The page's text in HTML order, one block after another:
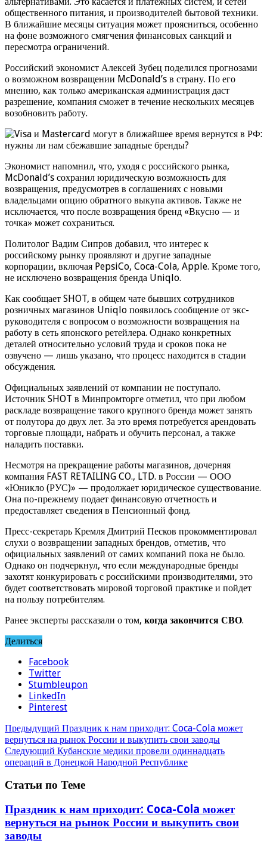
общественного питания, и производителей бытовой техники.
В ближайшие месяцы ситуация может проясниться, особенно
на фоне возможного смягчения финансовых санкций и
пересмотра ограничений.
Российский экономист Алексей Зубец поделился прогнозами
о возможном возвращении McDonald’s в страну. По его
мнению, как только американская администрация даст
разрешение, компания сможет в течение нескольких месяцев
возобновить работу.
Экономист напомнил, что, уходя с российского рынка,
McDonald’s сохранил юридическую возможность для
возвращения, предусмотрев в соглашениях с новыми
владельцами опцию обратного выкупа активов. Также не
исключается, что после возвращения бренд «Вкусно — и
точка» может сохраниться.
Политолог Вадим Сипров добавил, что интерес к
российскому рынку проявляют и другие западные
корпорации, включая PepsiCo, Coca-Cola, Apple. Кроме того,
не исключено возвращения бренда Uniqlo.
Как сообщает SHOT, в общем чате бывших сотрудников
розничных магазинов Uniqlo появилось сообщение от экс-
руководителя с вопросом о возможности возвращения на
работу в сеть японского ретейлера. Однако конкретных
деталей относительно условий труда и сроков пока не
озвучено — лишь указано, что процесс находится в стадии
обсуждения.
Официальных заявлений от компании не поступало.
Источник SHOT в Минпромторге отметил, что при любом
раскладе возвращение такого крупного бренда может занять
от полутора до двух лет. За это время потребуется арендовать
торговые площади, набрать и обучить персонал, а также
наладить поставки.
Несмотря на прекращение работы магазинов, дочерняя
компания FAST RETAILING CO., LTD. в России — ООО
«Юникло (РУС)» — продолжает юридическое существование.
Она по-прежнему подает финансовую отчетность и
предоставляет сведения в Пенсионный фонд.
Пресс-секретарь Кремля Дмитрий Песков прокомментировал
слухи о возвращении западных брендов, отметив, что
официальных заявлений от самих компаний пока не было.
Однако он подчеркнул, что если международные бренды
захотят конкурировать с российскими производителями, это
будет соответствовать мировой торговой практике и пойдет
на пользу потребителям.
Ранее эксперты рассказали о том, когда закончится СВО.
Делиться
Facebook
Twitter
Stumbleupon
LinkedIn
Pinterest
Предыдущий Праздник к нам приходит: Coca-Cola может
вернуться на рынок России и выкупить свои заводы
Следующий Кубанские медики провели одиннадцать
операций в Донецкой Народной Республике
Статьи по Теме
Праздник к нам приходит: Coca-Cola может
вернуться на рынок России и выкупить свои
заводы